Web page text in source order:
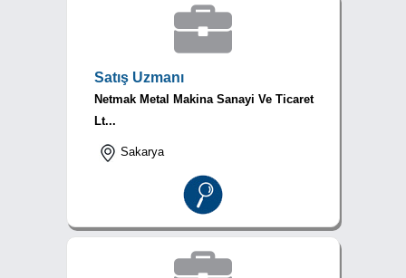
Satış Uzmanı
Netmak Metal Makina Sanayi Ve Ticaret
Lt...
Sakarya